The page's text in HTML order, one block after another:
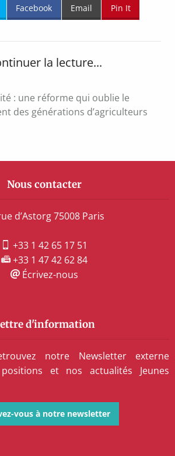
Facebook Email Pin It
la lecture...
: une réforme qui oublie le
des générations d’agriculteurs
Nous contacter
d’Astorg 75008 Paris
+33 1 42 65 17 51
+33 1 47 42 62 84
Écrivez-nous
d'information
notre Newsletter externe
et nos actualités Jeunes
vous à notre newsletter